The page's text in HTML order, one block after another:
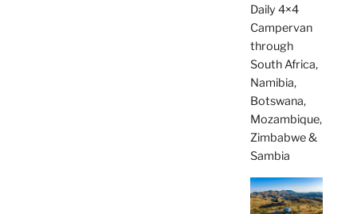
Daily 4×4
Campervan
through
South Africa,
Namibia,
Botswana,
Mozambique,
Zimbabwe &
Sambia